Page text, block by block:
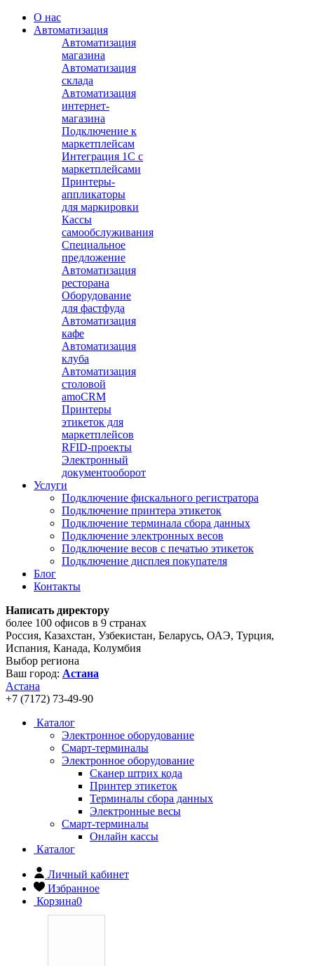
О нас
Автоматизация
Автоматизация
магазина
Автоматизация
склада
Автоматизация
интернет-
магазина
Подключение к
маркетплейсам
Интеграция 1С с
маркетплейсами
Принтеры-
аппликаторы
для маркировки
Кассы
самообслуживания
Специальное
предложение
Автоматизация
ресторана
Оборудование
для фастфуда
Автоматизация
кафе
Автоматизация
клуба
Автоматизация
столовой
amoCRM
Принтеры
этикеток для
маркетплейсов
RFID-проекты
Электронный
документооборот
Услуги
Подключение фискального регистратора
Подключение принтера этикеток
Подключение терминала сбора данных
Подключение электронных весов
Подключение весов с печатью этикеток
Подключение дисплея покупателя
Блог
Контакты
Написать директору
более 100 офисов в 9 странах
Россия, Казахстан, Узбекистан, Беларусь, ОАЭ, Турция,
Испания, Канада, Колумбия
Выбор региона
Ваш город: Астана
Астана
+7 (7172) 73-49-90
Каталог
Электронное оборудование
Смарт-терминалы
Электронное оборудование
Сканер штрих кода
Принтер этикеток
Терминалы сбора данных
Электронные весы
Смарт-терминалы
Онлайн кассы
Каталог
Личный кабинет
Избранное
Корзина0